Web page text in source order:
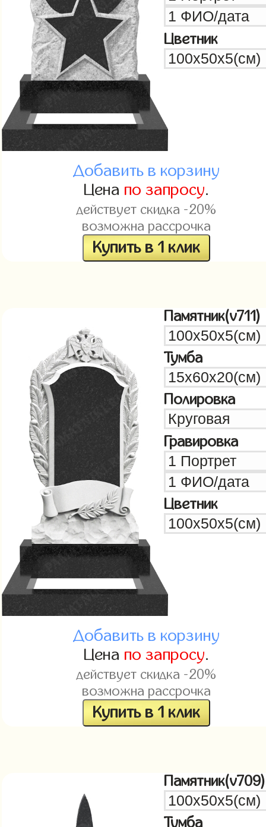
Цветник
Добавить в корзину
Цена по запросу.
действует скидка -20%
возможна рассрочка
Купить в 1 клик
Памятник(v711)
Тумба
Полировка
Гравировка
Цветник
Добавить в корзину
Цена по запросу.
действует скидка -20%
возможна рассрочка
Купить в 1 клик
Памятник(v709)
Тумба